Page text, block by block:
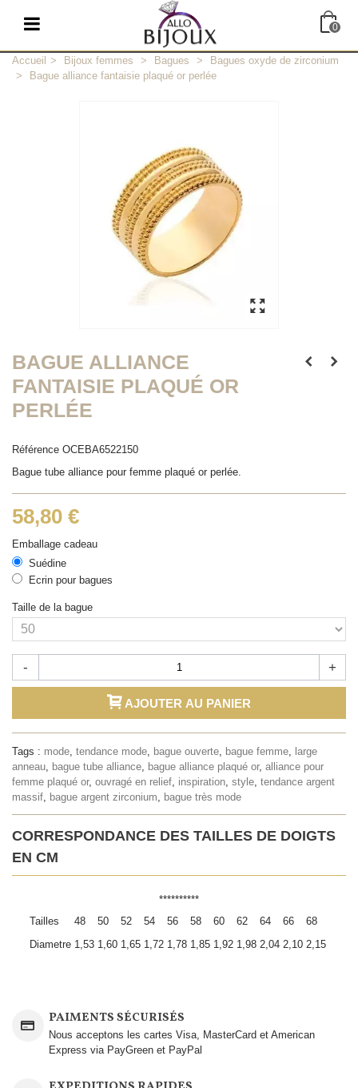
0
Accueil > Bijoux femmes > Bagues >
Bagues oxyde de zirconium
>
Bague alliance fantaisie plaqué or perlée
BAGUE ALLIANCE
FANTAISIE PLAQUÉ OR
PERLÉE
Référence OCEBA6522150
Bague tube alliance pour femme plaqué or perlée.
58,80 €
Emballage cadeau
Suédine
Ecrin pour bagues
Taille de la bague
- +
AJOUTER AU PANIER
Tags : mode, tendance mode, bague ouverte, bague femme, large
anneau, bague tube alliance, bague alliance plaqué or, alliance pour
femme plaqué or, ouvragé en relief, inspiration, style, tendance argent
massif, bague argent zirconium, bague très mode
CORRESPONDANCE DES TAILLES DE DOIGTS
EN CM
**********
Tailles
48 50 52 54 56 58 60 62 64 66
68
Diametre 1,53 1,60 1,65 1,72 1,78 1,85 1,92 1,98 2,04 2,10 2,15
PAIMENTS SÉCURISÉS
Nous acceptons les cartes Visa, MasterCard et American
Express via PayGreen et PayPal